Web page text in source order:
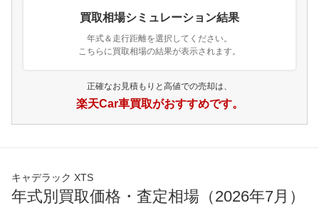
買取相場シミュレーション結果
年式＆走行距離を選択してください。
こちらに買取相場の結果が表示されます。
正確なお見積もりと高値での売却は、
楽天Car車買取がおすすめです。
キャデラック XTS
年式別買取価格・査定相場（2026年7月）